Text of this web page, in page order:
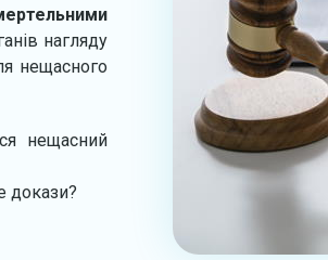
нагляду
нещасного
нещасний
докази?